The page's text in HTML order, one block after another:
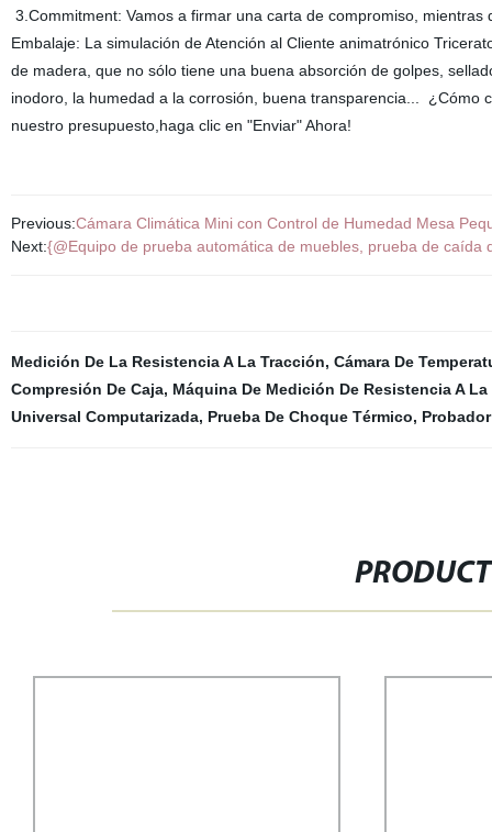
3.Commitment: Vamos a firmar una carta de compromiso,
Embalaje: La simulación de Atención al Cliente animatrónico
de madera, que no sólo tiene una buena absorción de golpes,
inodoro, la humedad a la corrosión, buena transparencia... ¿Cómo
nuestro presupuesto,haga clic en "Enviar" Ahora!
Previous:Cámara Climática Mini con Control de Humedad Mesa
Next:{@Equipo de prueba automática de muebles, prueba de caída
Medición De La Resistencia A La Tracción, Cámara De
Compresión De Caja, Máquina De Medición De Resistencia A
Universal Computarizada, Prueba De Choque Térmico,